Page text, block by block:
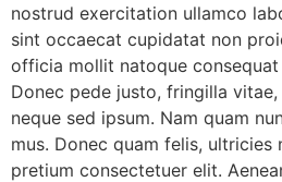
nostrud exercitation ullamco
sint occaecat cupidatat non
officia mollit natoque consequat
Donec pede justo, fringilla
neque sed ipsum. Nam quam
mus. Donec quam felis, ultricies
pretium consectetuer elit.